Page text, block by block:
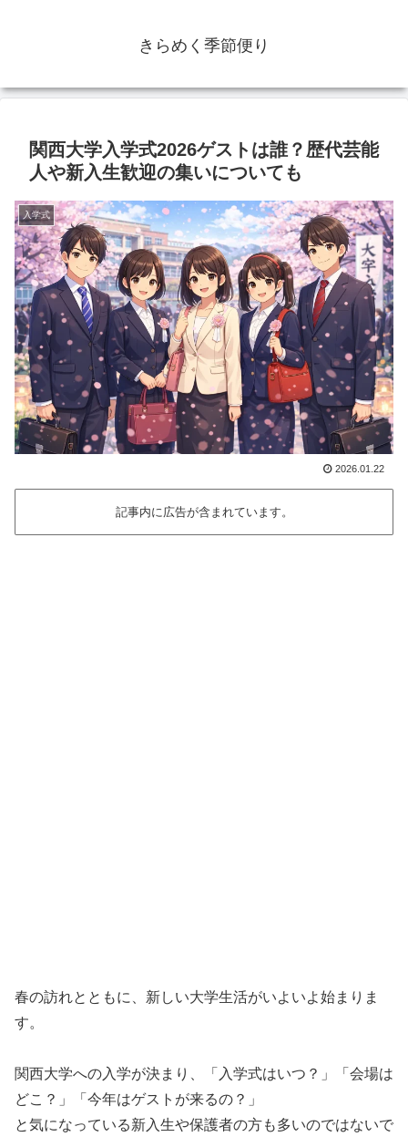
きらめく季節便り
関西大学入学式2026ゲストは誰？歴代芸能
人や新入生歓迎の集いについても
入学式
2026.01.22
記事内に広告が含まれています。
春の訪れとともに、新しい大学生活がいよいよ始まりま
す。
関西大学への入学が決まり、「入学式はいつ？」「会場は
どこ？」「今年はゲストが来るの？」
と気になっている新入生や保護者の方も多いのではないで